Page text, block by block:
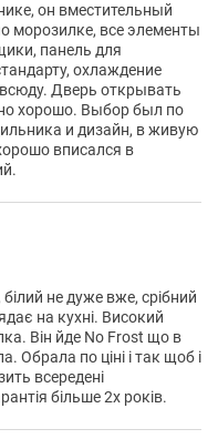
он вместительный
морозилке, все элементы
панель для
охлаждение
Дверь открывать
хорошо. Выбор был по
и дизайн, в живую
вписался в
не дуже вже, срібний
на кухні. Високий
Він йде No Frost що в
Обрала по ціні і так щоб і
всередені
більше 2х років.